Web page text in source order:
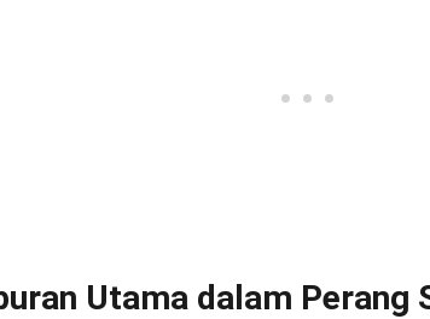
Utama dalam Perang